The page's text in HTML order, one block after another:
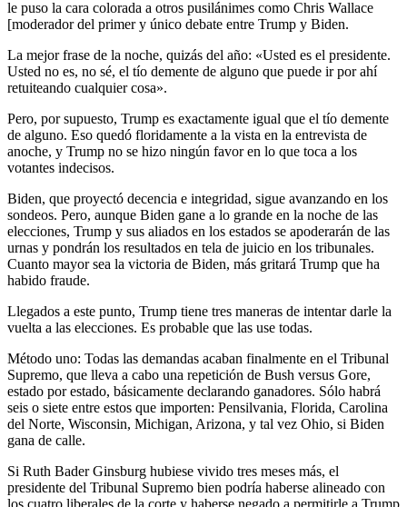
le puso la cara colorada a otros pusilánimes como Chris Wallace
[moderador del primer y único debate entre Trump y Biden.
La mejor frase de la noche, quizás del año: «Usted es el presidente.
Usted no es, no sé, el tío demente de alguno que puede ir por ahí
retuiteando cualquier cosa».
Pero, por supuesto, Trump es exactamente igual que el tío demente
de alguno. Eso quedó floridamente a la vista en la entrevista de
anoche, y Trump no se hizo ningún favor en lo que toca a los
votantes indecisos.
Biden, que proyectó decencia e integridad, sigue avanzando en los
sondeos. Pero, aunque Biden gane a lo grande en la noche de las
elecciones, Trump y sus aliados en los estados se apoderarán de las
urnas y pondrán los resultados en tela de juicio en los tribunales.
Cuanto mayor sea la victoria de Biden, más gritará Trump que ha
habido fraude.
Llegados a este punto, Trump tiene tres maneras de intentar darle la
vuelta a las elecciones. Es probable que las use todas.
Método uno: Todas las demandas acaban finalmente en el Tribunal
Supremo, que lleva a cabo una repetición de Bush versus Gore,
estado por estado, básicamente declarando ganadores. Sólo habrá
seis o siete entre estos que importen: Pensilvania, Florida, Carolina
del Norte, Wisconsin, Michigan, Arizona, y tal vez Ohio, si Biden
gana de calle.
Si Ruth Bader Ginsburg hubiese vivido tres meses más, el
presidente del Tribunal Supremo bien podría haberse alineado con